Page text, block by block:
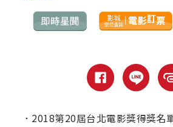
． 2018第20屆台北電影獎得獎名